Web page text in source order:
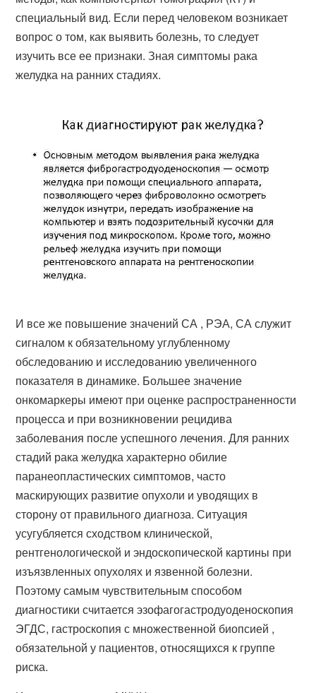
специальный вид. Если перед человеком возникает
вопрос о том, как выявить болезнь, то следует
изучить все ее признаки. Зная симптомы рака
желудка на ранних стадиях.
И все же повышение значений СА , РЭА, СА служит
сигналом к обязательному углубленному
обследованию и исследованию увеличенного
показателя в динамике. Большее значение
онкомаркеры имеют при оценке распространенности
процесса и при возникновении рецидива
заболевания после успешного лечения. Для ранних
стадий рака желудка характерно обилие
паранеопластических симптомов, часто
маскирующих развитие опухоли и уводящих в
сторону от правильного диагноза. Ситуация
усугубляется сходством клинической,
рентгенологической и эндоскопической картины при
изъязвленных опухолях и язвенной болезни.
Поэтому самым чувствительным способом
диагностики считается эзофагогастродуоденоскопия
ЭГДС, гастроскопия с множественной биопсией ,
обязательной у пациентов, относящихся к группе
риска.